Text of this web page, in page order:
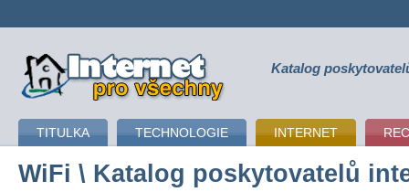
připojení k internetu Katalog
TITULKA TECHNOLOGIE INTERNET
WiFi \ Katalog poskytovatelů